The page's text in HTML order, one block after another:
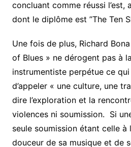
concluant comme réussi l’est,
dont le diplôme est ’’The Ten
Une fois de plus, Richard
of Blues » ne dérogent pas à
instrumentiste perpétue ce
d’appeler « une culture, une
dire l’exploration et la
violences ni soumission. Si
seule soumission étant celle à
douceur de sa musique et de